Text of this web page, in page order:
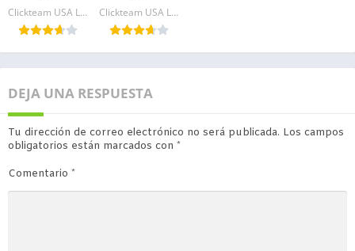
Clickteam USA LLC
Clickteam USA LLC
DEJA UNA RESPUESTA
Tu dirección de correo electrónico no será publicada. Los campos
obligatorios están marcados con *
Comentario *